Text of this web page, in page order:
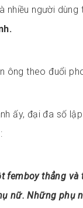
nhiều người dùng
ông theo đuổi
ấy, đại đa số
femboy thẳng
nữ. Những phụ